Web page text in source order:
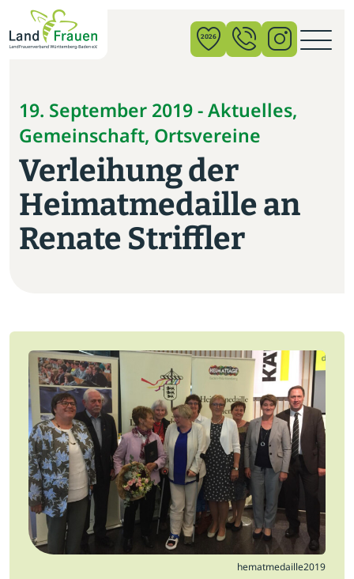
2026
19. September 2019 - Aktuelles,
Gemeinschaft, Ortsvereine
Verleihung der
Heimatmedaille an
Renate Striffler
×
News
Verband
Politik
Bildung
Startseite
Jobs
Newsletter
Presse
Intern
Login
Mitglied werdenhematmedaille2019